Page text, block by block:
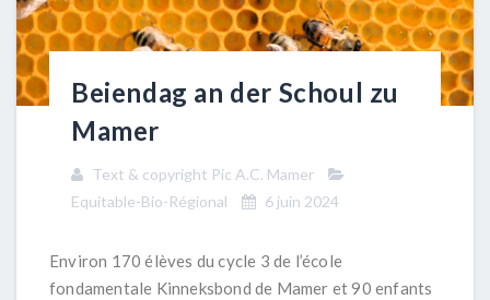
Beiendag an der Schoul zu
Mamer
Text & copyright Pic A.C. Mamer
Equitable-Bio-Régional
6 juin 2024
Environ 170 élèves du cycle 3 de l’école
fondamentale Kinneksbond de Mamer et 90 enfants